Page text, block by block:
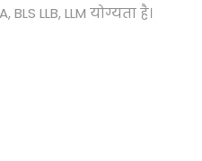
LLB, LLM योग्यता है।